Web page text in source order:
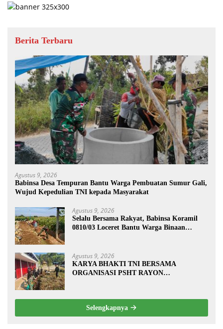
Berita Terbaru
Agustus 9, 2026
Babinsa Desa Tempuran Bantu Warga Pembuatan Sumur Gali,
Wujud Kepedulian TNI kepada Masyarakat
Agustus 9, 2026
Selalu Bersama Rakyat, Babinsa Koramil
0810/03 Loceret Bantu Warga Binaan
Agustus 9, 2026
KARYA BHAKTI TNI BERSAMA
ORGANISASI PSHT RAYON
KEMANUNGGALAN TNI-RAKYAT
Selengkapnya